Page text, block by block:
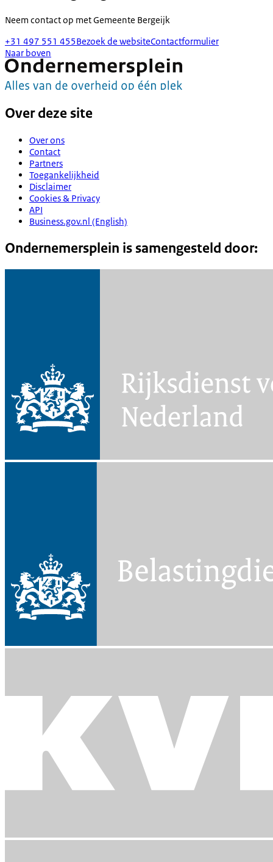
Neem contact op metGemeente Bergeijk
+31 497 551 455Bezoek de websiteContactformulier
Naar boven
Over deze site
Over ons
Contact
Partners
Toegankelijkheid
Disclaimer
Cookies & Privacy
API
Business.gov.nl (English)
Ondernemersplein is samengesteld door: